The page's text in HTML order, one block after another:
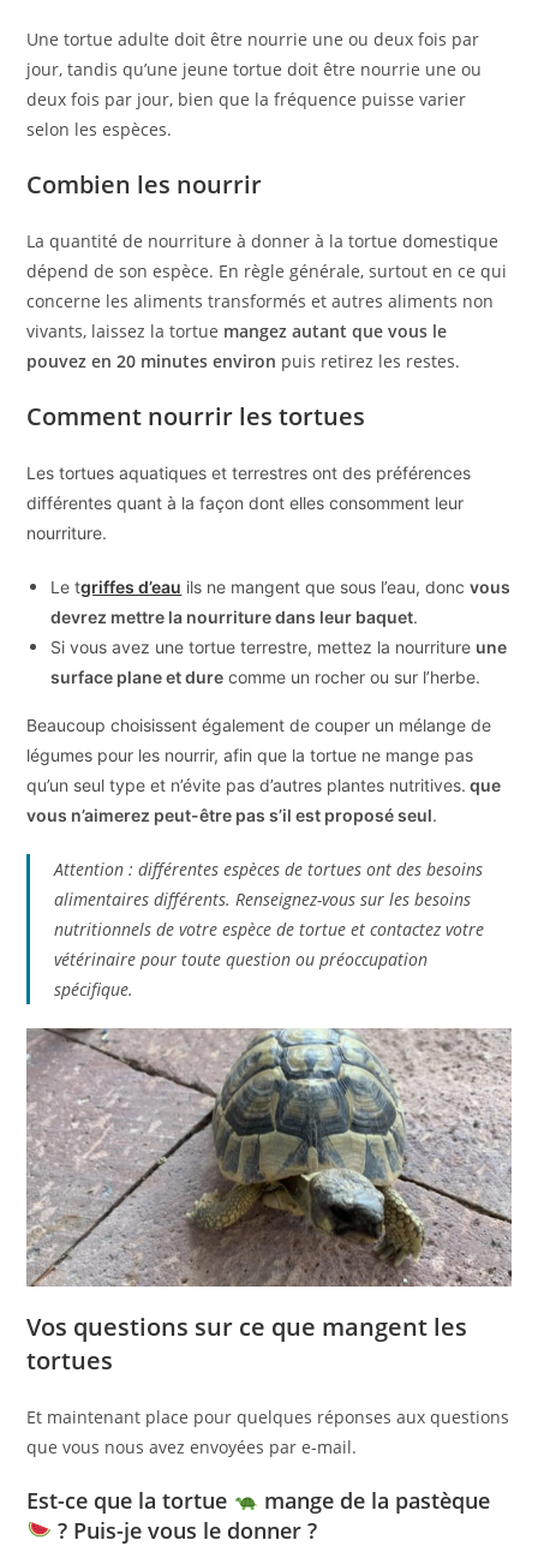
Une tortue adulte doit être nourrie une ou deux fois par
jour, tandis qu’une jeune tortue doit être nourrie une ou
deux fois par jour, bien que la fréquence puisse varier
selon les espèces.
Combien les nourrir
La quantité de nourriture à donner à la tortue domestique
dépend de son espèce. En règle générale, surtout en ce qui
concerne les aliments transformés et autres aliments non
vivants, laissez la tortue mangez autant que vous le
pouvez en 20 minutes environ puis retirez les restes.
Comment nourrir les tortues
Les tortues aquatiques et terrestres ont des préférences
différentes quant à la façon dont elles consomment leur
nourriture.
Le tgriffes d’eau ils ne mangent que sous l’eau, doncvous
devrez mettre la nourriture dans leur baquet.
Si vous avez une tortue terrestre, mettez la nourriture une
surface plane et dure comme un rocher ou sur l’herbe.
Beaucoup choisissent également de couper un mélange de
légumes pour les nourrir, afin que la tortue ne mange pas
qu’un seul type et n’évite pas d’autres plantes nutritives. que
vous n’aimerez peut-être pas s’il est proposé seul.
Attention : différentes espèces de tortues ont des besoins
alimentaires différents. Renseignez-vous sur les besoins
nutritionnels de votre espèce de tortue et contactez votre
vétérinaire pour toute question ou préoccupation
spécifique.
Vos questions sur ce que mangent les
tortues
Et maintenant place pour quelques réponses aux questions
que vous nous avez envoyées par e-mail.
Est-ce que la tortue
mange de la pastèque
? Puis-je vous le donner ?